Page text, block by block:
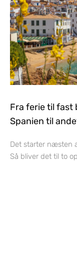
Fra ferie til fast
Spanien til
Det starter næsten
Så bliver det til to